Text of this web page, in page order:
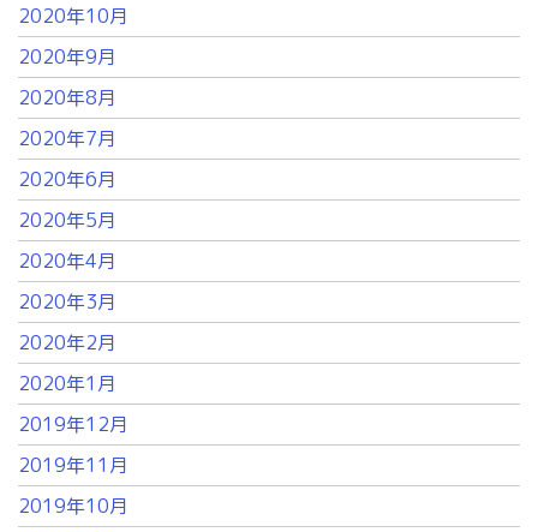
2020年10月
2020年9月
2020年8月
2020年7月
2020年6月
2020年5月
2020年4月
2020年3月
2020年2月
2020年1月
2019年12月
2019年11月
2019年10月